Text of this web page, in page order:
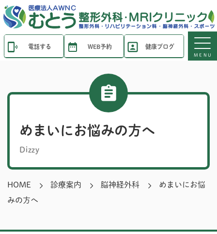
電話する WEB予約 健康ブログ
MENU
めまいにお悩みの方へ
Dizzy
HOME 診療案内 脳神経外科
めまいにお悩
みの方へ